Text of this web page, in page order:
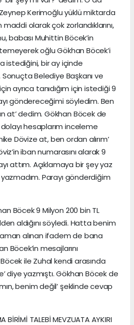
Kerimoğlu yüklü miktarda
olarak çok zorlandıklarını,
babası Muhittin Böcek’in
oğlu Gökhan Böcek’i
istediğini, bir ay içinde
Belediye Başkanı ve
ayrıca tanıdığım için istediği 9
göndereceğimi söyledim. Ben
at’ dedim. Gökhan Böcek de
hesaplarım inceleme
Dövize at, ben ordan alırım’
iban numarasını alarak 9
attım. Açıklamaya bir şey yaz
Parayı gönderdiğim
Böcek 9 Milyon 200 bin TL
aldığını söyledi. Hatta benim
alınan ifadem de bana
Böcek’in mesajlarını
ile Zuhal kendi arasında
diye yazmıştı. Gökhan Böcek de
benim değil’ şeklinde cevap
BİRİMİ TALEBİ MEVZUATA AYKIRI